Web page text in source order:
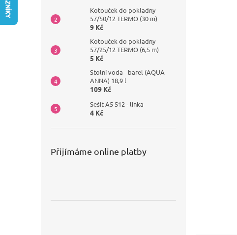
Kotouček do pokladny
57/50/12 TERMO (30 m)
9 Kč
Kotouček do pokladny
57/25/12 TERMO (6,5 m)
5 Kč
Stolní voda - barel (AQUA
ANNA) 18,9 l
109 Kč
Sešit A5 512 - linka
4 Kč
Přijímáme online platby